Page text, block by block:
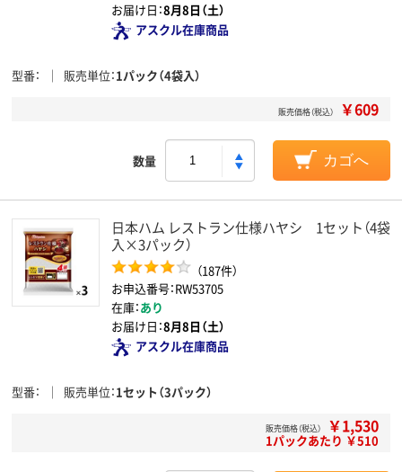
お届け日：8月8日（土）
アスクル在庫商品
型番 販売単位 1パック（4袋入）
販売価格（税込） ￥609
数量 カゴへ
日本ハム レストラン仕様ハヤシ 1セット（4袋
入×3パック）
（187件）
お申込番号：RW53705
在庫：あり
お届け日：8月8日（土）
アスクル在庫商品
型番 販売単位 1セット（3パック）
販売価格（税込） ￥1,530
1パックあたり ￥510